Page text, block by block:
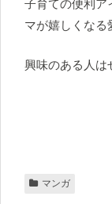
子育ての便利ア
マが嬉しくなる
興味のある人は
マンガ